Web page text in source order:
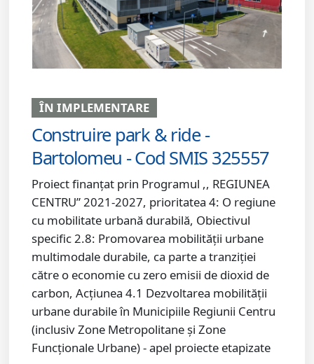
ÎN IMPLEMENTARE
Construire park & ride -
Bartolomeu - Cod SMIS 325557
Proiect finanțat prin Programul ,, REGIUNEA
CENTRU” 2021-2027, prioritatea 4: O regiune
cu mobilitate urbană durabilă, Obiectivul
specific 2.8: Promovarea mobilității urbane
multimodale durabile, ca parte a tranziției
către o economie cu zero emisii de dioxid de
carbon, Acțiunea 4.1 Dezvoltarea mobilității
urbane durabile în Municipiile Regiunii Centru
(inclusiv Zone Metropolitane și Zone
Funcționale Urbane) - apel proiecte etapizate